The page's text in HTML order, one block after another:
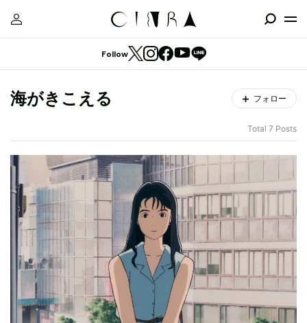
Follow
海がきこえる フォロー
Total 7 Posts